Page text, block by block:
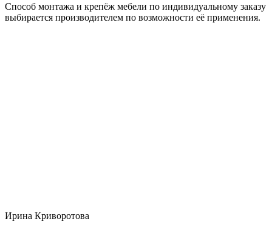
Способ монтажа и крепёж мебели по индивидуальному заказу
выбирается производителем по возможности её применения.
Ирина Криворотова